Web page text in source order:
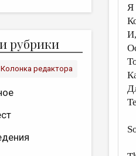
рубрики
Колонка редактора
Я